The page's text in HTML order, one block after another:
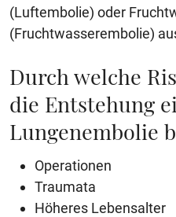
(Luftembolie) oder
(Fruchtwasserembolie)
Durch welche
die Entstehung
Lungenembolie
Operationen
Traumata
Höheres Lebensalter